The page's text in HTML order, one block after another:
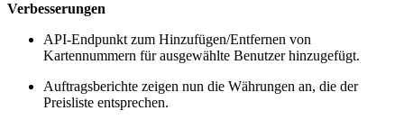
Verbesserungen
API-Endpunkt zum Hinzufügen/Entfernen von
Kartennummern für ausgewählte Benutzer hinzugefügt.
Auftragsberichte zeigen nun die Währungen an, die der
Preisliste entsprechen.